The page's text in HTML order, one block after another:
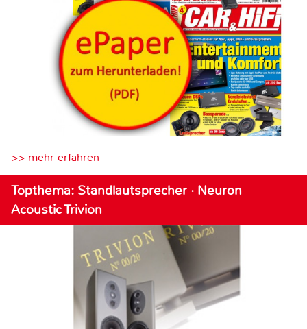
>> mehr erfahren
Topthema: Standlautsprecher · Neuron
Acoustic Trivion